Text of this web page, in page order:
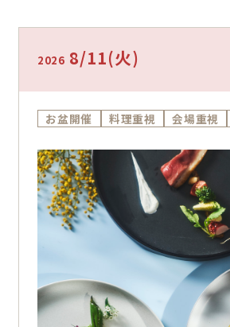
期・予算に合わせて、ふたりに
提案します。
2026 8/11(火)
お盆開催 料理重視 会場重視